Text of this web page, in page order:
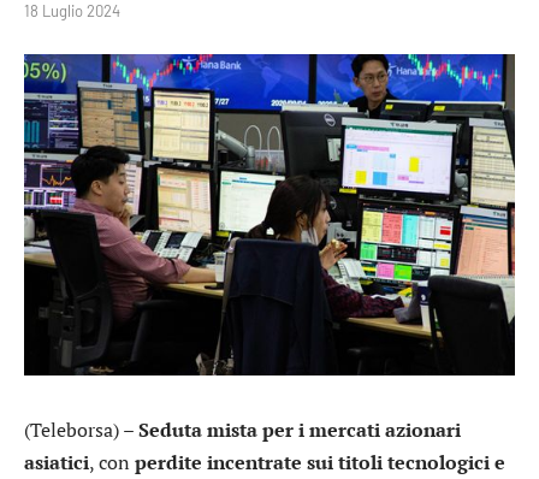
18 Luglio 2024
(Teleborsa) –Seduta mista per i mercati azionari
asiatici, con perdite incentrate sui titoli tecnologici e